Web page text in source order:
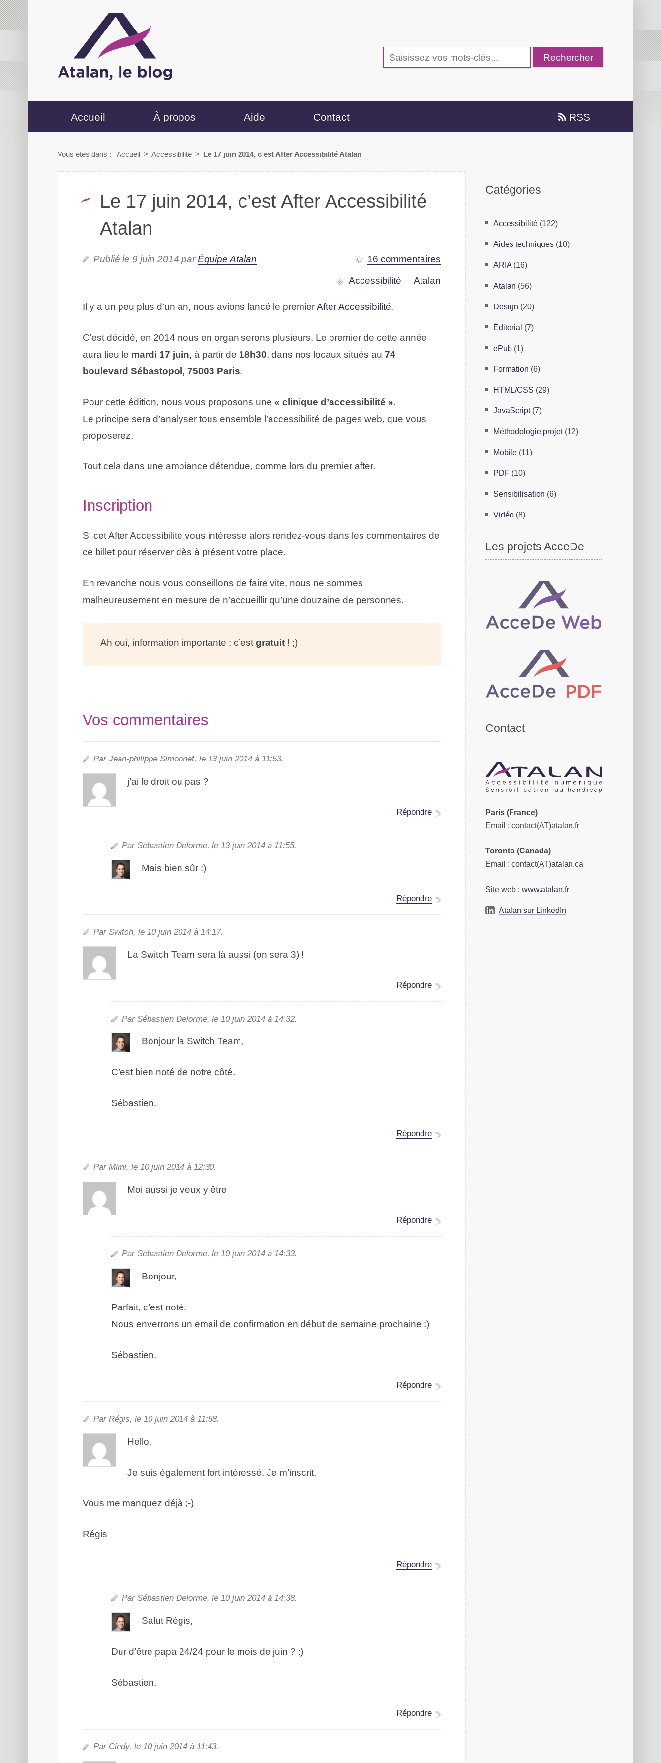
Accueil À propos Aide Contact RSS
Vous êtes dans : Accueil > Accessibilité > Le 17 juin 2014, c’est After Accessibilité Atalan
Le 17 juin 2014, c’est After Accessibilité
Atalan
16 commentaires
Publié le 9 juin 2014 parÉquipe Atalan
Accessibilité Atalan
Il y a un peu plus d’un an, nous avions lancé le premierAfter Accessibilité.
C’est décidé, en 2014 nous en organiserons plusieurs. Le premier de cette année
aura lieu le mardi 17 juin, à partir de 18h30, dans nos locaux situés au 74
boulevard Sébastopol, 75003 Paris.
Pour cette édition, nous vous proposons une « clinique d’accessibilité ».
Le principe sera d’analyser tous ensemble l’accessibilité de pages web, que vous
proposerez.
Tout cela dans une ambiance détendue, comme lors du premier after.
Inscription
Si cet After Accessibilité vous intéresse alors rendez-vous dans les commentaires de
ce billet pour réserver dès à présent votre place.
En revanche nous vous conseillons de faire vite, nous ne sommes
malheureusement en mesure de n’accueillir qu’une douzaine de personnes.
Ah oui, information importante : c’estgratuit ! ;)
Vos commentaires
Par Jean-philippe Simonnet, le 13 juin 2014 à 11:53.
j’ai le droit ou pas ?
Répondre
Par Sébastien Delorme, le 13 juin 2014 à 11:55.
Mais bien sûr :)
Répondre
Par Switch, le 10 juin 2014 à 14:17.
La Switch Team sera là aussi (on sera 3) !
Répondre
Par Sébastien Delorme, le 10 juin 2014 à 14:32.
Bonjour la Switch Team,
C’est bien noté de notre côté.
Sébastien.
Répondre
Par Mimi, le 10 juin 2014 à 12:30.
Moi aussi je veux y être
Répondre
Par Sébastien Delorme, le 10 juin 2014 à 14:33.
Bonjour,
Parfait, c’est noté.
Nous enverrons un email de confirmation en début de semaine prochaine :)
Sébastien.
Répondre
Par Régis, le 10 juin 2014 à 11:58.
Hello,
Je suis également fort intéressé. Je m’inscrit.
Vous me manquez déjà ;-)
Régis
Répondre
Par Sébastien Delorme, le 10 juin 2014 à 14:38.
Salut Régis,
Dur d’être papa 24/24 pour le mois de juin ? :)
Sébastien.
Répondre
Par Cindy, le 10 juin 2014 à 11:43.
Catégories
Accessibilité (122)
Aides techniques (10)
ARIA (16)
Atalan (56)
Design (20)
Éditorial (7)
ePub (1)
Formation (6)
HTML/CSS (29)
JavaScript(7)
Méthodologie projet(12)
Mobile (11)
PDF (10)
Sensibilisation (6)
Vidéo (8)
Les projets AcceDe
Contact
Paris (France)
Email : contact(AT)atalan.fr
Toronto (Canada)
Email : contact(AT)atalan.ca
Site web : www.atalan.fr
Atalan sur LinkedIn